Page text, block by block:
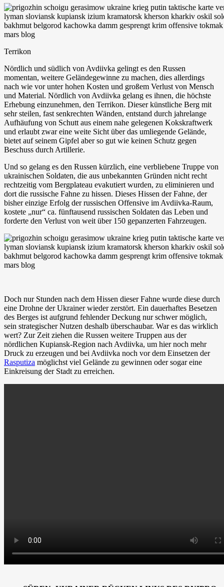
Terrikon
Nördlich und südlich von Avdiivka gelingt es den Russen
momentan, weitere Geländegewinne zu machen, dies allerdings
nach wie vor unter hohen Kosten und großem Verlust von Mensch
und Material. Nördlich von Avdiivka gelang es ihnen, die höchste
Erhebung einzunehmen, den Terrikon. Dieser künstliche Berg mit
sehr steilen, fast senkrechten Wänden, entstand durch jahrelange
Aufhäufung von Schutt aus einem nahe gelegenen Kokskraftwerk
und erlaubt zwar eine weite Sicht über das umliegende Gelände,
bietet auf seinem Gipfel aber so gut wie keinen Schutz gegen
Beschuss durch Artillerie.
Und so gelang es den Russen kürzlich, eine verbliebene Truppe von
ukrainischen Soldaten, die aus unbekannten Gründen nicht recht
rechtzeitig vom Bergplateau evakutiert wurden, zu eliminieren und
dort die russische Fahne zu hissen. Dieses Hissen der Fahne, der
bisher einzige Erfolg der russischen Offensive im Avdiivka-Raum,
kostete „nur“ ca. fünftausend russischen Soldaten das Leben und
forderte den Verlust von weit über 150 gepanzerten Fahrzeugen.
Doch nur Stunden nach dem Hissen dieser Fahne wurde diese durch
eine Drohne der Ukrainer wieder zerstört. Ein dauerhaftes Besetzen
des Berges ist aufgrund fehlender Deckung nur schwer möglich,
sein strategischer Nutzen deshalb überschaubar. War es das wirklich
wert? Zur Zeit ziehen die Russen weitere Truppen aus der
nördlichen Kupiansk-Region nach Avdiivka, um hier noch mehr
Druck zu erzeugen und bei Avdiivka noch vor dem Einsetzen der
Rasputiza möglichst viel Gelände zu gewinnen oder sogar eine
Einkreisung der Stadt zu erreichen.